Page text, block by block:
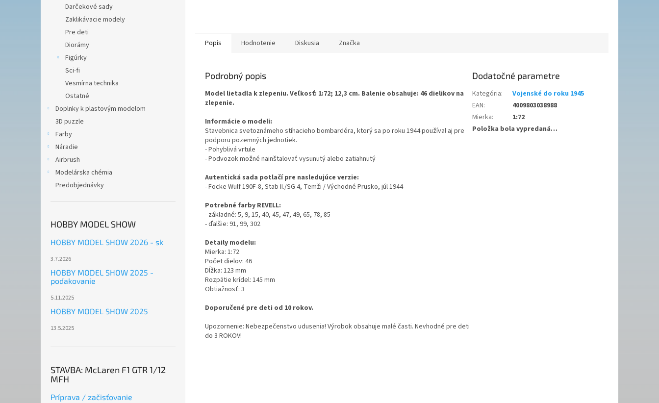
Darčekové sady
Zaklikávacie modely
Pre deti
Diorámy
Figúrky
Sci-fi
Vesmírna technika
Ostatné
Doplnky k plastovým modelom
3D puzzle
Farby
Náradie
Airbrush
Modelárska chémia
Predobjednávky
HOBBY MODEL SHOW
HOBBY MODEL SHOW 2026 - sk
3.7.2026
HOBBY MODEL SHOW 2025 -
poďakovanie
5.11.2025
HOBBY MODEL SHOW 2025
13.5.2025
STAVBA: McLaren F1 GTR 1/12
MFH
Príprava / začisťovanie
Popis Hodnotenie Diskusia Značka
Podrobný popis
Model lietadla k zlepeniu. Veľkosť: 1:72; 12,3 cm. Balenie obsahuje: 46 dielikov na
zlepenie.
Informácie o modeli:
Stavebnica svetoznámeho stíhacieho bombardéra, ktorý sa po roku 1944 používal aj pre
podporu pozemných jednotiek.
- Pohyblivá vrtule
- Podvozok možné nainštalovať vysunutý alebo zatiahnutý
Autentická sada potlačí pre nasledujúce verzie:
- Focke Wulf 190F-8, Stab II./SG 4, Temži / Východné Prusko, júl 1944
Potrebné farby REVELL:
- základné: 5, 9, 15, 40, 45, 47, 49, 65, 78, 85
- ďalšie: 91, 99, 302
Detaily modelu:
Mierka: 1:72
Počet dielov: 46
Dĺžka: 123 mm
Rozpätie krídel: 145 mm
Obtiažnosť: 3
Doporučené pre deti od 10 rokov.
Upozornenie: Nebezpečenstvo udusenia! Výrobok obsahuje malé časti. Nevhodné pre deti
do 3 ROKOV!
Dodatočné parametre
Kategória:
Vojenské do roku 1945
EAN:
4009803038988
Mierka:
1:72
Položka bola vypredaná…